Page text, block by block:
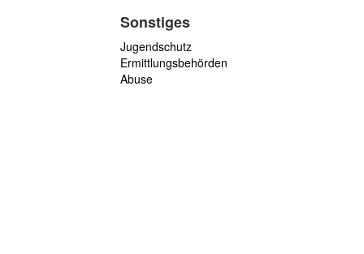
Sonstiges
Jugendschutz
Ermittlungsbehörden
Abuse